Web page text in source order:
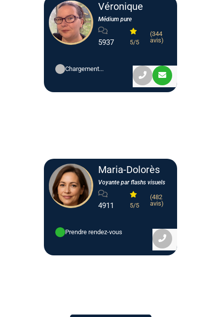
Véronique
Médium pure
5937 5/5
(344
avis)
Chargement...
Maria-Dolorès
Voyante par flashs visuels
4911 5/5
(482
avis)
Prendre rendez-vous